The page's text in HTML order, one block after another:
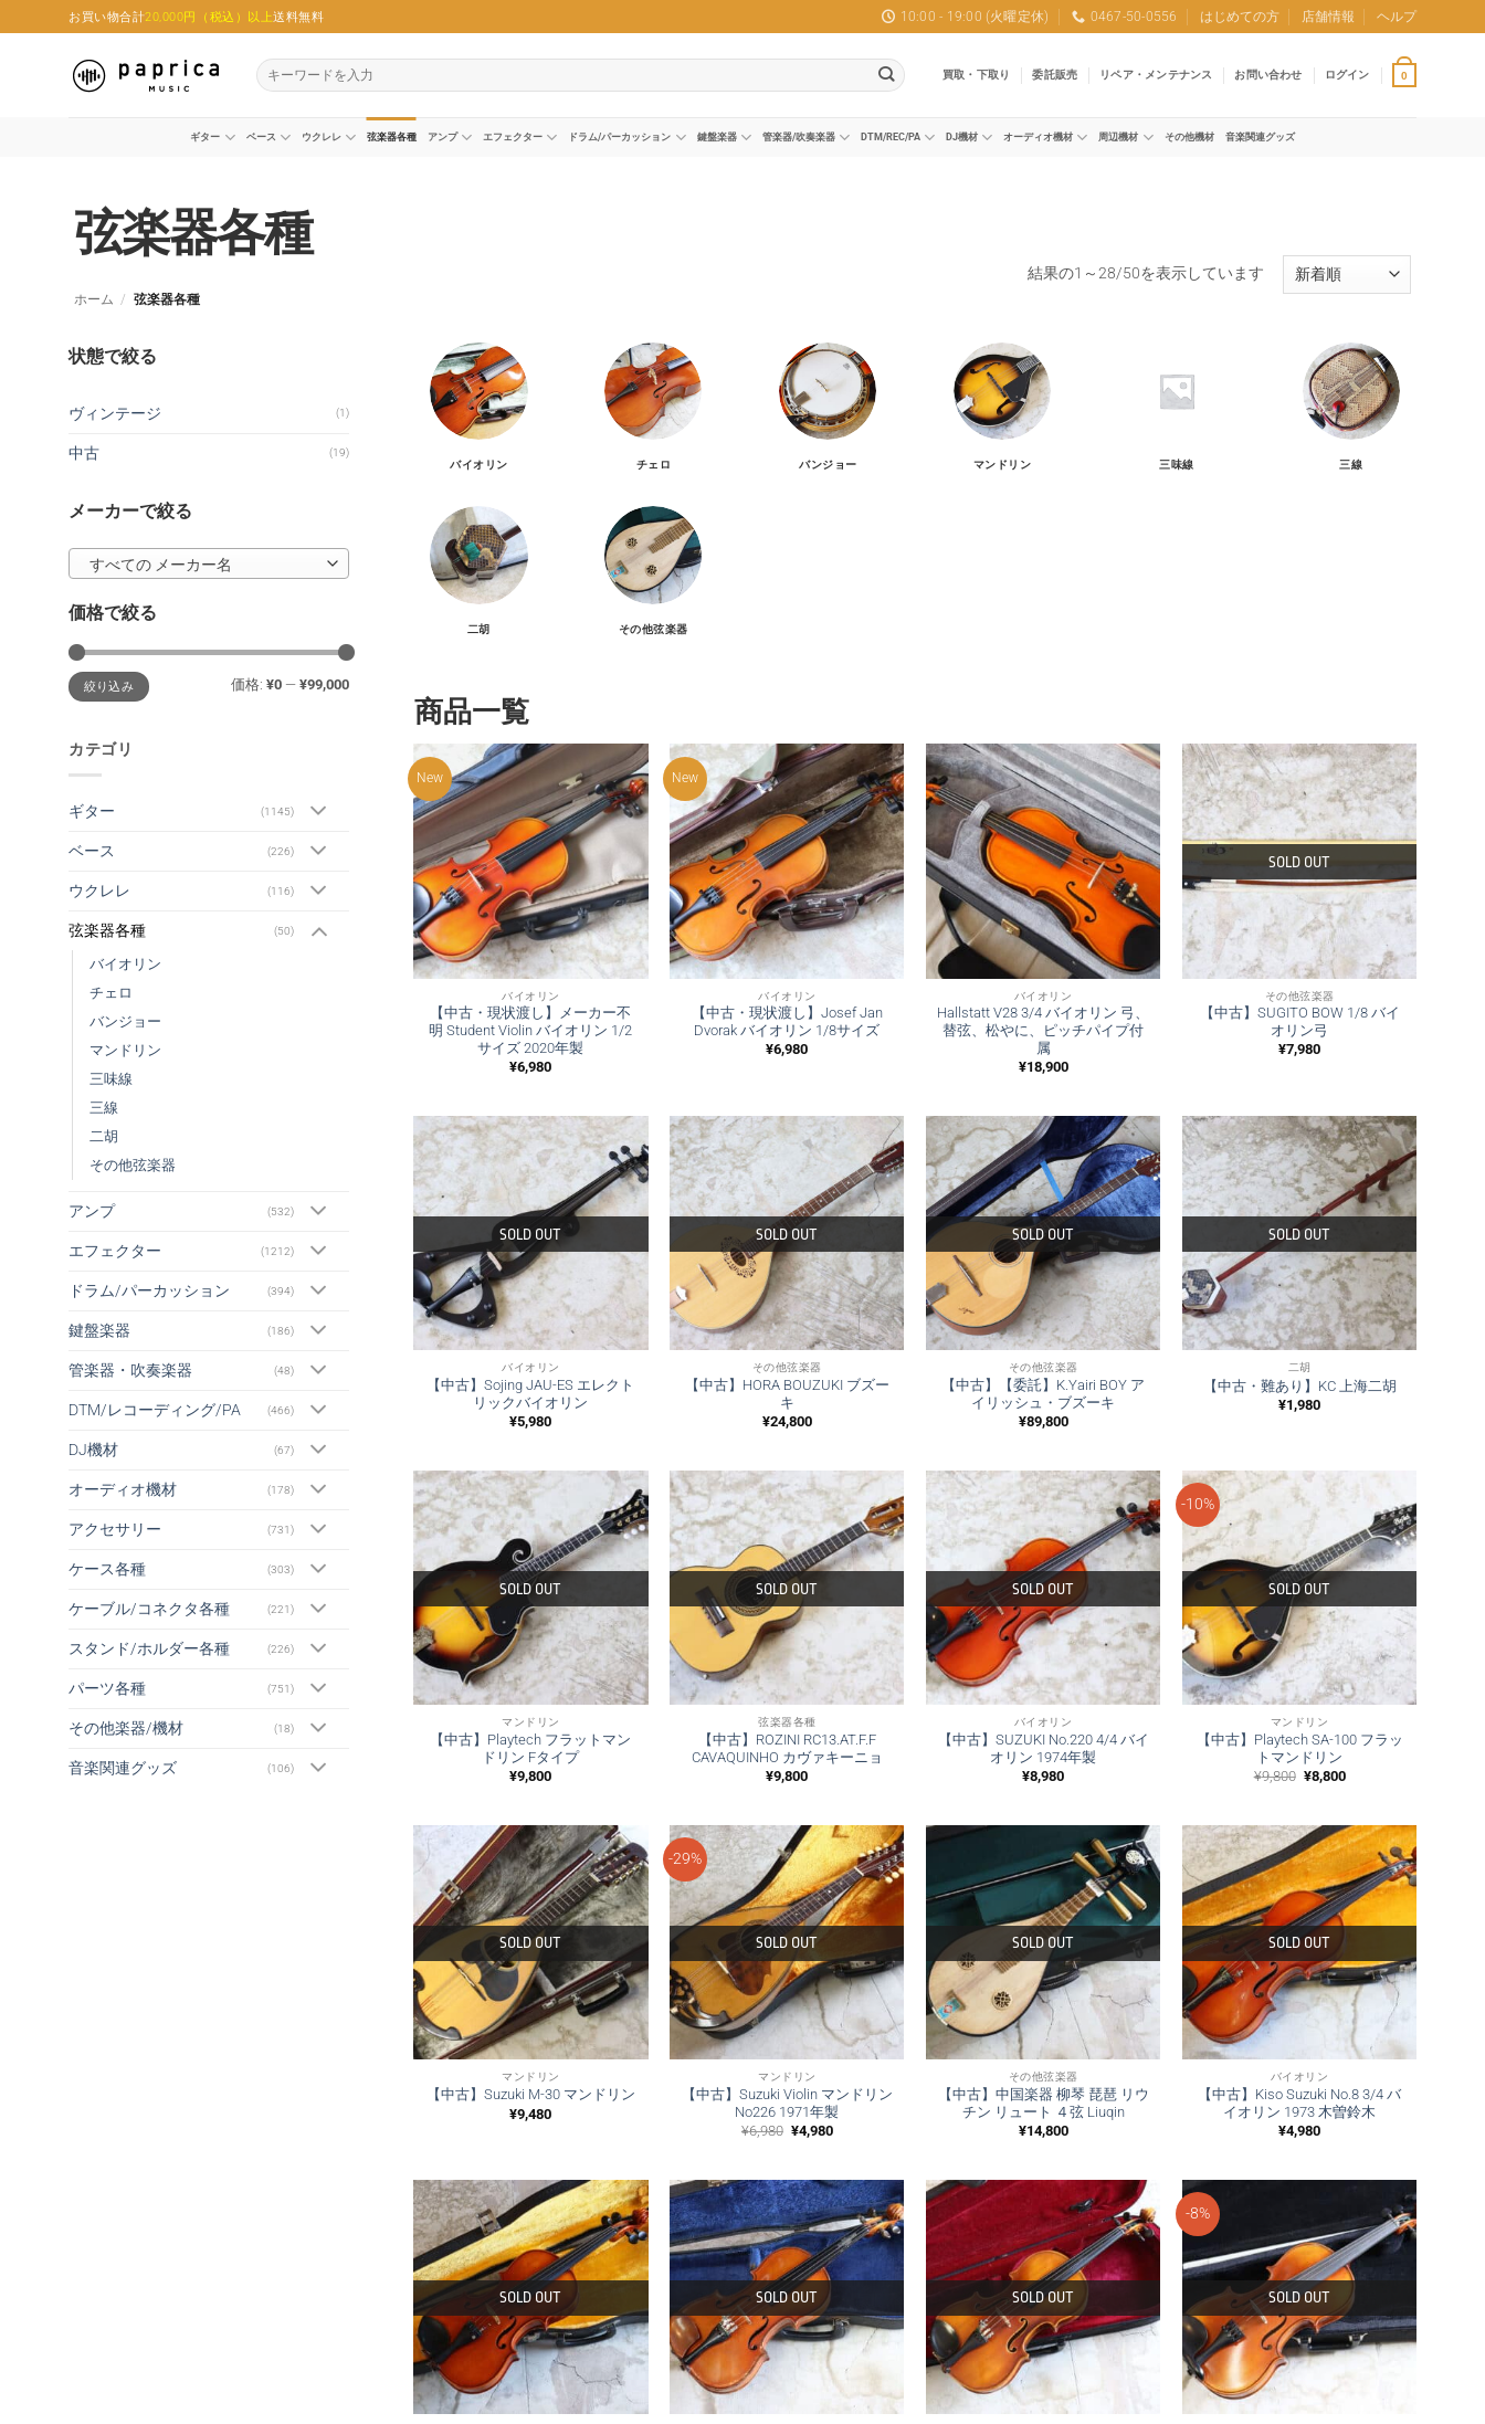
to
お買い物合計20,000円（税込）以上送料無料 10:00 - 19:00 (火曜定休) 0467-50-0556 はじめての方 店舗情報 ヘルプ
検
索
買取・下取り 委託販売 リペア・メンテナンス お問い合わせ ログイン 0
ギター ベース ウクレレ 弦楽器各種 アンプ エフェクター ドラム/パーカッション 鍵盤楽器 管楽器/吹奏楽器 DTM/REC/PA DJ機材 オーディオ機材 周辺機材 その他機材 音楽関連グッズ
弦楽器各種
ホーム / 弦楽器各種
結果の1～28/50を表示しています新
状態で絞る
ヴィンテージ (1)
中古 (19)
メーカーで絞る
すべての メーカー名
価格で絞る
最
低
価
最
高
価
絞り込み 価格: ¥0— ¥99,000
カテゴリ
ギター (1145)
ベース (226)
ウクレレ (116)
弦楽器各種 (50)
バイオリン
チェロ
バンジョー
マンドリン
三味線
三線
二胡
その他弦楽器
アンプ (532)
エフェクター (1212)
ドラム/パーカッション (394)
鍵盤楽器 (186)
管楽器・吹奏楽器 (48)
DTM/レコーディング/PA (466)
DJ機材 (67)
オーディオ機材 (178)
アクセサリー (731)
ケース各種 (303)
ケーブル/コネクタ各種 (221)
スタンド/ホルダー各種 (226)
パーツ各種 (751)
その他楽器/機材 (18)
音楽関連グッズ (106)
バイオリン チェロ バンジョー マンドリン 三味線 三線
二胡 その他弦楽器
商品一覧
New
バイオリン
【中古・現状渡し】メーカー不
明 Student Violin バイオリン 1/2
サイズ 2020年製
¥6,980
New
バイオリン
【中古・現状渡し】Josef Jan
Dvorak バイオリン 1/8サイズ
¥6,980
バイオリン
Hallstatt V28 3/4 バイオリン 弓、
替弦、松やに、ピッチパイプ付
属
¥18,900
SOLD OUT
その他弦楽器
【中古】SUGITO BOW 1/8 バイ
オリン弓
¥7,980
SOLD OUT
バイオリン
【中古】Sojing JAU-ES エレクト
リックバイオリン
¥5,980
SOLD OUT
その他弦楽器
【中古】HORA BOUZUKI ブズー
キ
¥24,800
SOLD OUT
その他弦楽器
【中古】【委託】K.Yairi BOY ア
イリッシュ・ブズーキ
¥89,800
SOLD OUT
二胡
【中古・難あり】KC 上海二胡
¥1,980
SOLD OUT
マンドリン
【中古】Playtech フラットマン
ドリン Fタイプ
¥9,800
SOLD OUT
弦楽器各種
【中古】ROZINI RC13.AT.F.F
CAVAQUINHO カヴァキーニョ
¥9,800
SOLD OUT
バイオリン
【中古】SUZUKI No.220 4/4 バイ
オリン 1974年製
¥8,980
-10%
SOLD OUT
マンドリン
【中古】Playtech SA-100 フラッ
トマンドリン
¥9,800 元
は
¥9,800
で
し
た。
¥8,800現
格
は
¥8,800
で
す。
SOLD OUT
マンドリン
【中古】Suzuki M-30 マンドリン
¥9,480
-29%
SOLD OUT
マンドリン
【中古】Suzuki Violin マンドリン
No226 1971年製
¥6,980 元
は
¥6,980
で
し
た。
¥4,980現
格
は
¥4,980
で
す。
SOLD OUT
その他弦楽器
【中古】中国楽器 柳琴 琵琶 リウ
チン リュート ４弦 Liuqin
¥14,800
SOLD OUT
バイオリン
【中古】Kiso Suzuki No.8 3/4 バ
イオリン 1973 木曽鈴木
¥4,980
SOLD OUT SOLD OUT SOLD OUT
-8%
SOLD OUT